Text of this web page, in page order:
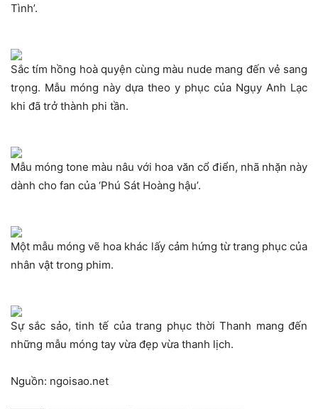
Tình’.
Sắc tím hồng hoà quyện cùng màu nude mang đến vẻ sang
trọng. Mẫu móng này dựa theo y phục của Ngụy Anh Lạc
khi đã trở thành phi tần.
Mẫu móng tone màu nâu với hoa văn cổ điển, nhã nhặn này
dành cho fan của ‘Phú Sát Hoàng hậu’.
Một mẫu móng vẽ hoa khác lấy cảm hứng từ trang phục của
nhân vật trong phim.
Sự sắc sảo, tinh tế của trang phục thời Thanh mang đến
những mẫu móng tay vừa đẹp vừa thanh lịch.
Nguồn: ngoisao.net